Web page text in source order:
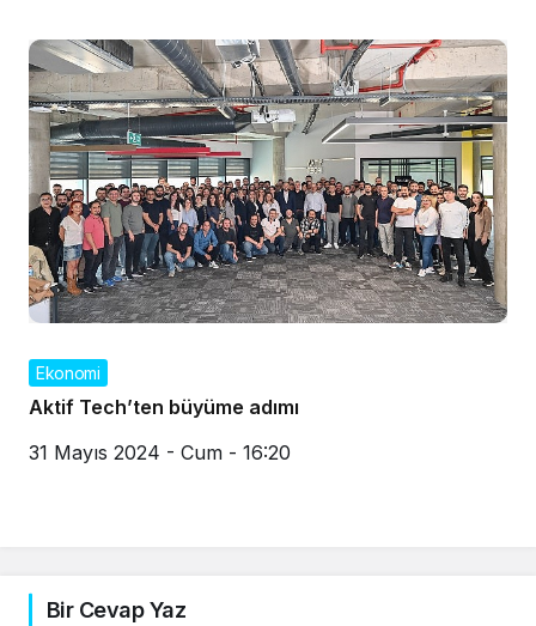
Ekonomi
Aktif Tech’ten büyüme adımı
31 Mayıs 2024 - Cum - 16:20
Bir Cevap Yaz